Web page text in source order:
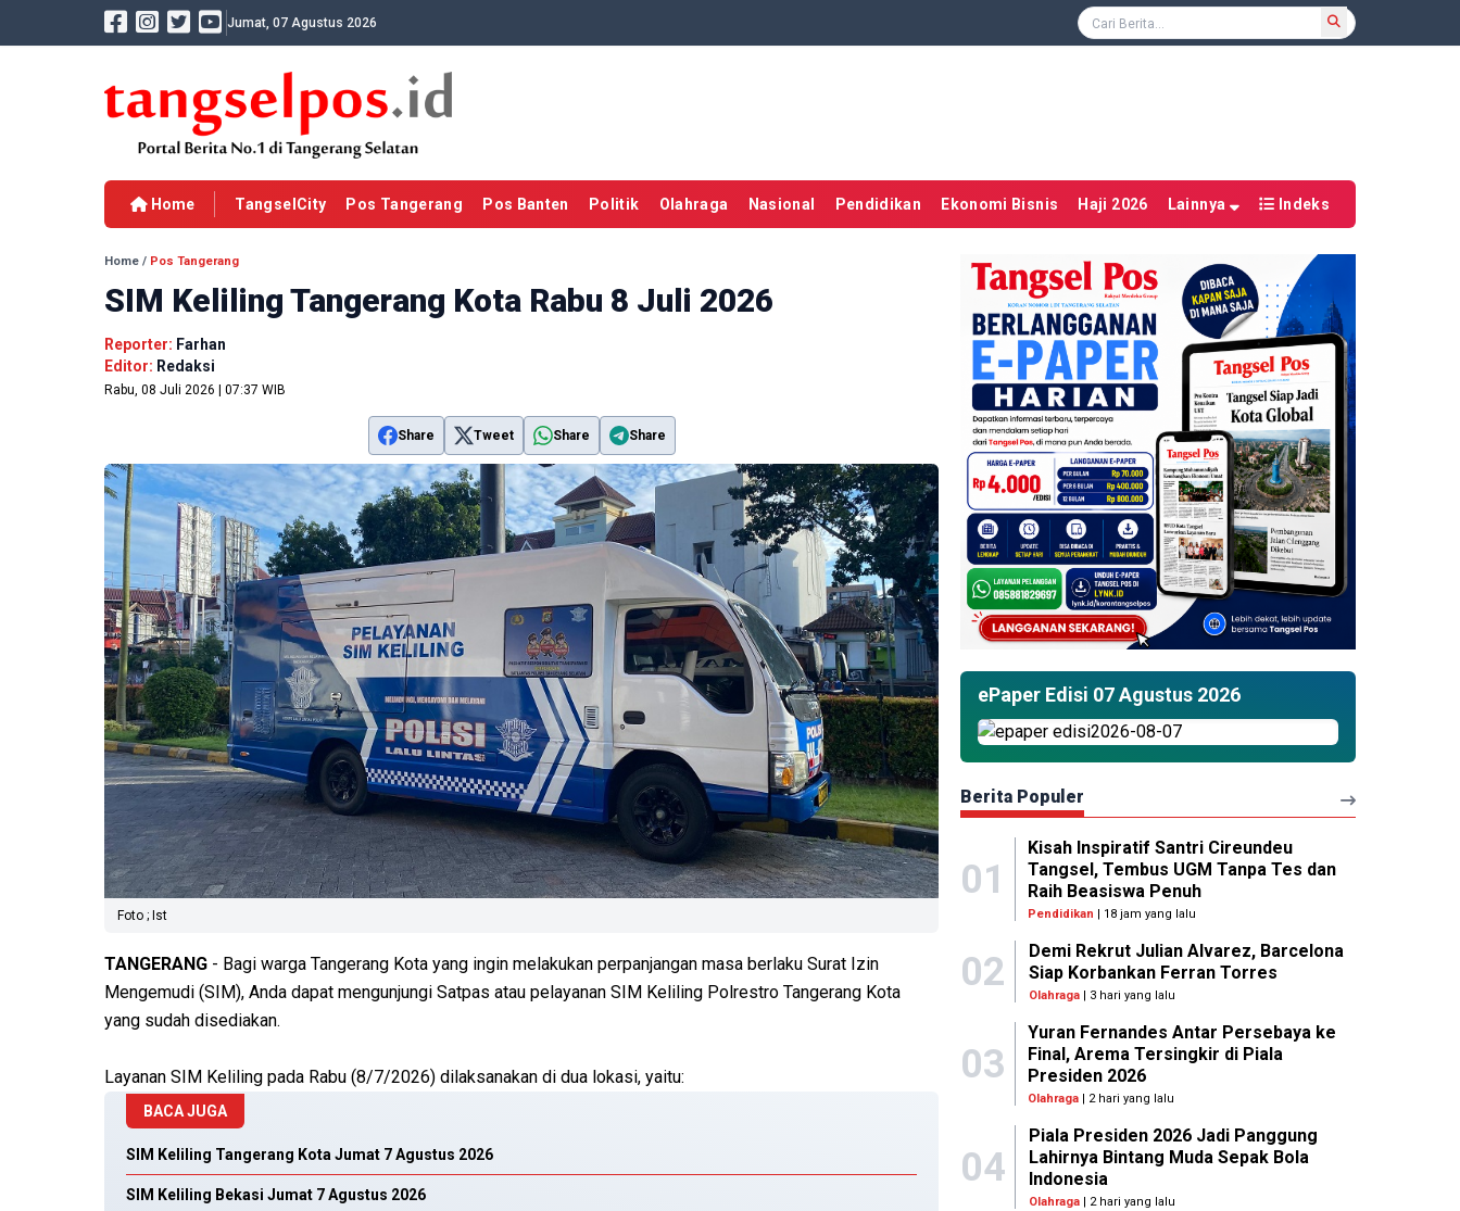
Jumat, 07 Agustus 2026
Home TangselCity Pos Tangerang Pos Banten Politik Olahraga Nasional Pendidikan Ekonomi Bisnis Haji 2026 Lainnya Indeks
Home / Pos Tangerang
SIM Keliling Tangerang Kota Rabu 8 Juli 2026
Reporter: Farhan
Editor: Redaksi
Rabu, 08 Juli 2026 | 07:37 WIB
Share Tweet Share Share
Foto ; Ist
TANGERANG - Bagi warga Tangerang Kota yang ingin melakukan perpanjangan masa berlaku Surat Izin
Mengemudi (SIM), Anda dapat mengunjungi Satpas atau pelayanan SIM Keliling Polrestro Tangerang Kota
yang sudah disediakan.
Layanan SIM Keliling pada Rabu (8/7/2026) dilaksanakan di dua lokasi, yaitu:
BACA JUGA
SIM Keliling Tangerang Kota Jumat 7 Agustus 2026
SIM Keliling Bekasi Jumat 7 Agustus 2026
ePaper Edisi 07 Agustus 2026
Berita Populer
01
Kisah Inspiratif Santri Cireundeu
Tangsel, Tembus UGM Tanpa Tes dan
Raih Beasiswa Penuh
Pendidikan | 18 jam yang lalu
02
Demi Rekrut Julian Alvarez, Barcelona
Siap Korbankan Ferran Torres
Olahraga| 3 hari yang lalu
03
Yuran Fernandes Antar Persebaya ke
Final, Arema Tersingkir di Piala
Presiden 2026
Olahraga | 2 hari yang lalu
04
Piala Presiden 2026 Jadi Panggung
Lahirnya Bintang Muda Sepak Bola
Indonesia
Olahraga| 2 hari yang lalu